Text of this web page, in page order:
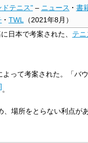
ドテニス" – ニュース · 書
· TWL （2021年8月 ）
日本で考案された、 テニ
よって考案された。「バ
]。
場所をとらない利点が